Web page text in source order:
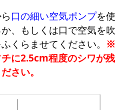
口の細い空気ポンプを使
、もしくは口で空気を吹
くらませてください。 ※
に2.5cm程度のシワが残
さい。